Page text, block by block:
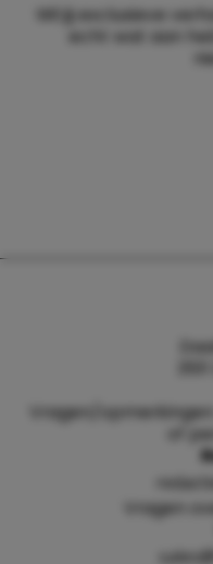
Wil jij exclusieve
echt wat aan
Vragen/
of
Vragen